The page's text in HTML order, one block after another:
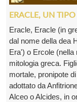
ERACLE, UN
Eracle, Eracle (in
dal nome della dea
Era') o Ercole (nella
mitologia greca.
mortale, pronipote
adottato da
Alceo o Alcides, in